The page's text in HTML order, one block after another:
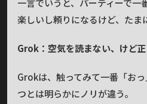
一言でいうと、パーティーで一
楽しいし頼りになるけど、たま
Grok：空気を読まない、けど
Grokは、触ってみて一番「お
つとは明らかにノリが違う。